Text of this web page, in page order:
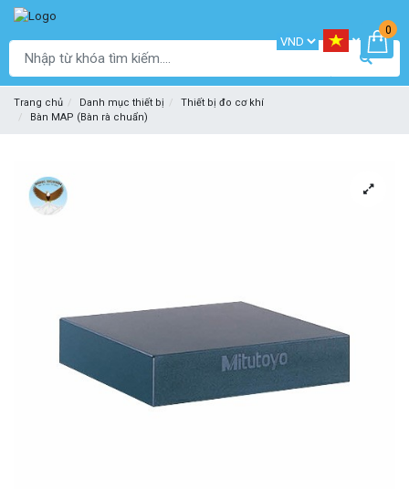
0
Trang chủ Danh mục thiết bị
Thiết bị đo cơ khí
Bàn MAP (Bàn rà chuẩn)